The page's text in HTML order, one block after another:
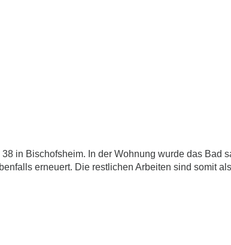
in Bischofsheim. In der Wohnung wurde das Bad
erneuert. Die restlichen Arbeiten sind somit